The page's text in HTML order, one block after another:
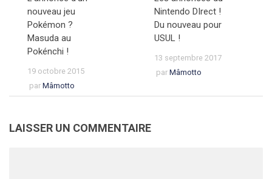
nouveau jeu
Pokémon ?
Masuda au
Pokénchi !
19 octobre 2015
par Mâmotto
Nintendo DIrect !
Du nouveau pour
USUL !
13 septembre 2017
par Mâmotto
LAISSER UN COMMENTAIRE